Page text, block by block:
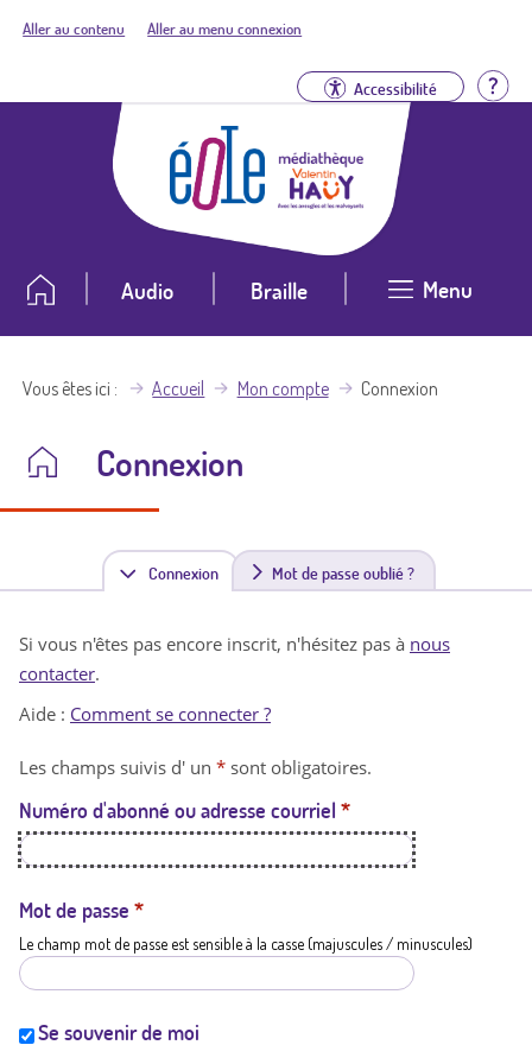
Aller au contenu Aller au menu connexion
Accessibilité
Audio Braille Menu
Vous êtes ici Accueil Mon compte Connexion
Connexion
Connexion(
n
t
a
t
i
Mot de passe oublié ?
Si vous n'êtes pas encore inscrit, n'hésitez pas à nous
contacter.
Aide : Comment se connecter ?
Les champs suivis d' un * sont obligatoires.
Numéro d'abonné ou adresse courriel *
Mot de passe *
Le champ mot de passe est sensible à la casse (majuscules / minuscules)
Se souvenir de moi